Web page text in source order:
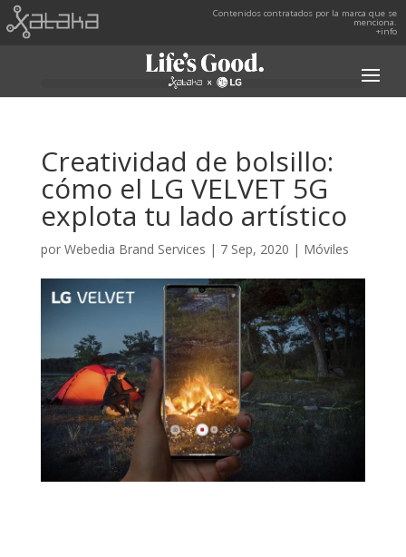
Contenidos contratados por la marca que se
menciona.
+info
Creatividad de bolsillo:
cómo el LG VELVET 5G
explota tu lado artístico
por Webedia Brand Services | 7 Sep, 2020 | Móviles